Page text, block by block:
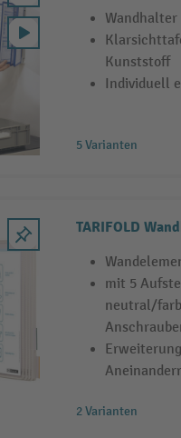
Kunststoff
Individuell
5 Varianten
TARIFOLD
mit 5
neutral/
2 Varianten